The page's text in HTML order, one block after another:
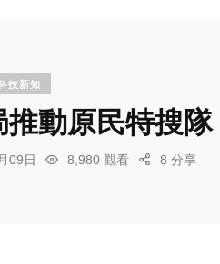
技新知
推動原民特搜
09日 8,980 觀看 8 分享